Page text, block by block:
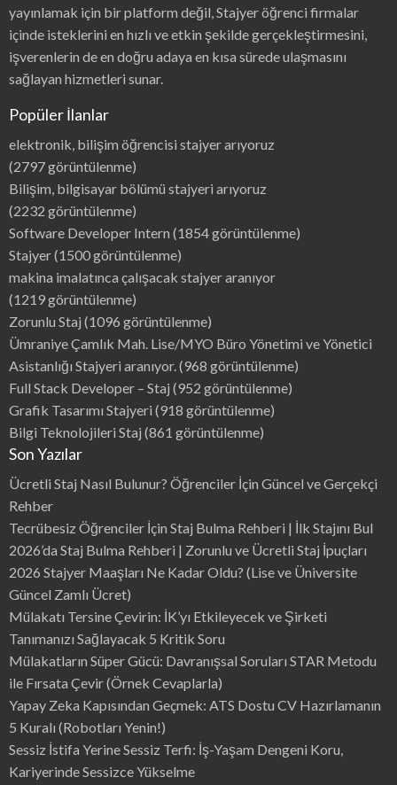
yayınlamak için bir platform değil, Stajyer öğrenci firmalar
içinde isteklerini en hızlı ve etkin şekilde gerçekleştirmesini,
işverenlerin de en doğru adaya en kısa sürede ulaşmasını
sağlayan hizmetleri sunar.
Popüler İlanlar
elektronik, bilişim öğrencisi stajyer arıyoruz
(2797 görüntülenme)
Bilişim, bilgisayar bölümü stajyeri arıyoruz
(2232 görüntülenme)
Software Developer Intern (1854 görüntülenme)
Stajyer(1500 görüntülenme)
makina imalatınca çalışacak stajyer aranıyor
(1219 görüntülenme)
Zorunlu Staj (1096 görüntülenme)
Ümraniye Çamlık Mah. Lise/MYO Büro Yönetimi ve Yönetici
Asistanlığı Stajyeri aranıyor.(968 görüntülenme)
Full Stack Developer – Staj (952 görüntülenme)
Grafik Tasarımı Stajyeri (918 görüntülenme)
Bilgi Teknolojileri Staj (861 görüntülenme)
Son Yazılar
Ücretli Staj Nasıl Bulunur? Öğrenciler İçin Güncel ve Gerçekçi
Rehber
Tecrübesiz Öğrenciler İçin Staj Bulma Rehberi | İlk Stajını Bul
2026’da Staj Bulma Rehberi | Zorunlu ve Ücretli Staj İpuçları
2026 Stajyer Maaşları Ne Kadar Oldu? (Lise ve Üniversite
Güncel Zamlı Ücret)
Mülakatı Tersine Çevirin: İK’yı Etkileyecek ve Şirketi
Tanımanızı Sağlayacak 5 Kritik Soru
Mülakatların Süper Gücü: Davranışsal Soruları STAR Metodu
ile Fırsata Çevir (Örnek Cevaplarla)
Yapay Zeka Kapısından Geçmek: ATS Dostu CV Hazırlamanın
5 Kuralı (Robotları Yenin!)
Sessiz İstifa Yerine Sessiz Terfi: İş-Yaşam Dengeni Koru,
Kariyerinde Sessizce Yükselme